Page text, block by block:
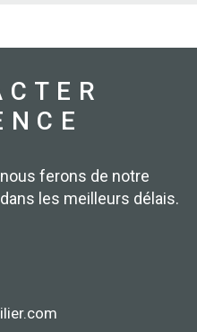
ferons de notre
les meilleurs délais.